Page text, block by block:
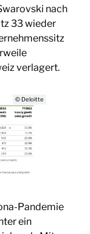
nach
33 wieder
verlagert.
© Deloitte
Pandemie
ein